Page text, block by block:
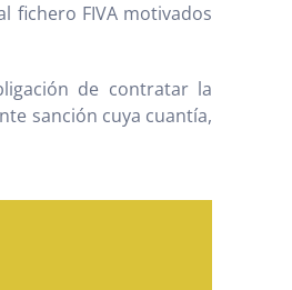
fichero FIVA motivados
de contratar la
sanción cuya cuantía,